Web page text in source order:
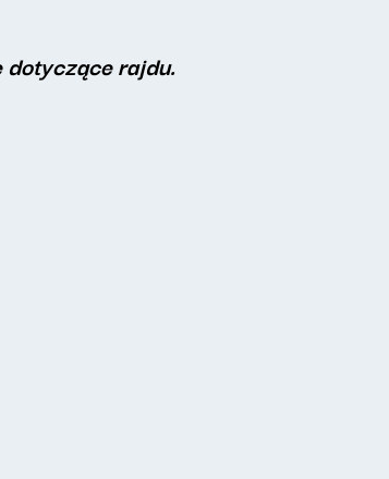
dotyczące rajdu.